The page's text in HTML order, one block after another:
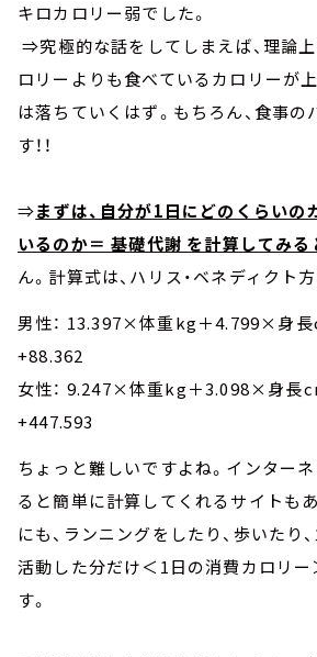
キロカロリー弱でした。
⇒究極的な話をしてしまえば、理論上
ロリーよりも食べているカロリーが
は落ちていくはず。もちろん、食事
す！！
⇒まずは、自分が1日にどのくらいの
いるのか＝ 基礎代謝 を計算してみる
ん。計算式は、ハリス・ベネディクト
男性： 13.397×体重kg＋4.799×身
+88.362
女性： 9.247×体重kg＋3.098×身長
+447.593
ちょっと難しいですよね。インター
ると簡単に計算してくれるサイトも
にも、ランニングをしたり、歩いたり
活動した分だけ＜1日の消費カロリー
す。